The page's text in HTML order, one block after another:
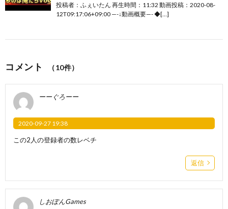
投稿者：ふぇいたん 再生時間：11:32 動画投稿：2020-08-
12T09:17:06+09:00 —-↓動画概要—- ◆[…]
コメント （10件）
ーーぐろーー
2020-09-27 19:38
この2人の登録者の数レベチ
返信
しおぽんGames